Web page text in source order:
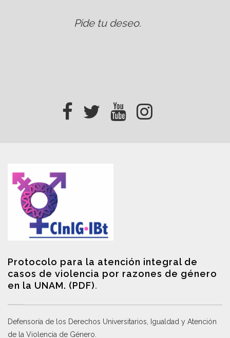
Pide tu deseo.
Protocolo para la atención integral de
casos de violencia por razones de género
en la UNAM. (PDF).
Defensoría de los Derechos Universitarios, Igualdad y Atención
de la Violencia de Género